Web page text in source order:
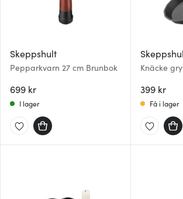
Skeppshult
Pepparkvarn 27 cm Brunbok
699 kr
I lager
Knäcke
399 kr
Få i lager